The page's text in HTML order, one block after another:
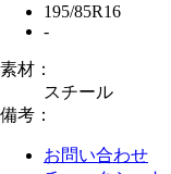
195/85R16
-
素材：
スチール
備考：
お問い合わせ